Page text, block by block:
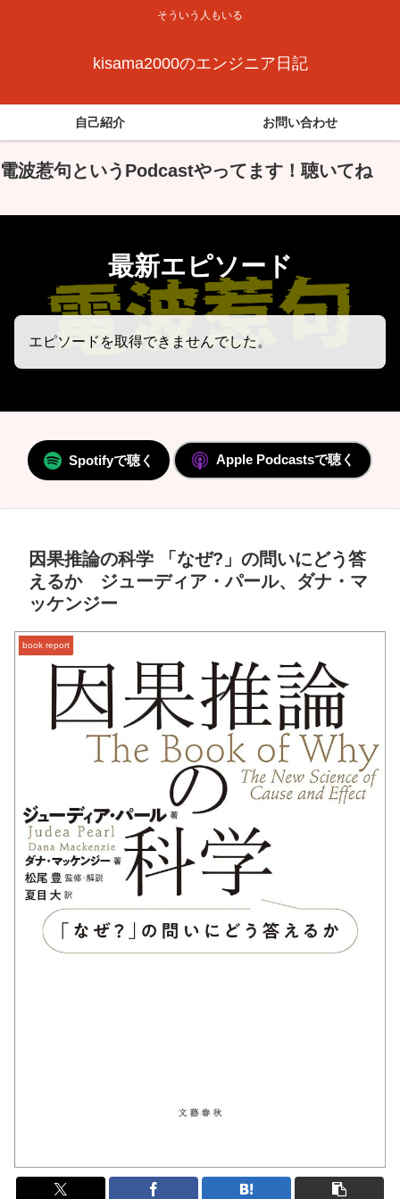
そういう人もいる
kisama2000のエンジニア日記
自己紹介 お問い合わせ
電波惹句というPodcastやってます！聴いてね
最新エピソード
エピソードを取得できませんでした。
Spotifyで聴く Apple Podcastsで聴く
因果推論の科学 「なぜ?」の問いにどう答
えるか ジューディア・パール、ダナ・マ
ッケンジー
book report